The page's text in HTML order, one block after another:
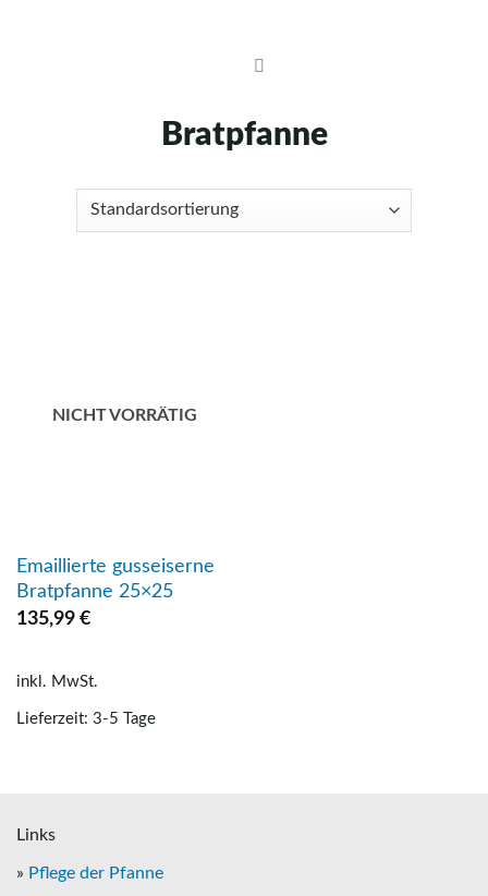
Bratpfanne
NICHT VORRÄTIG
Emaillierte gusseiserne
Bratpfanne 25×25
135,99 €
inkl. MwSt.
Lieferzeit: 3-5 Tage
Links
» Pflege der Pfanne